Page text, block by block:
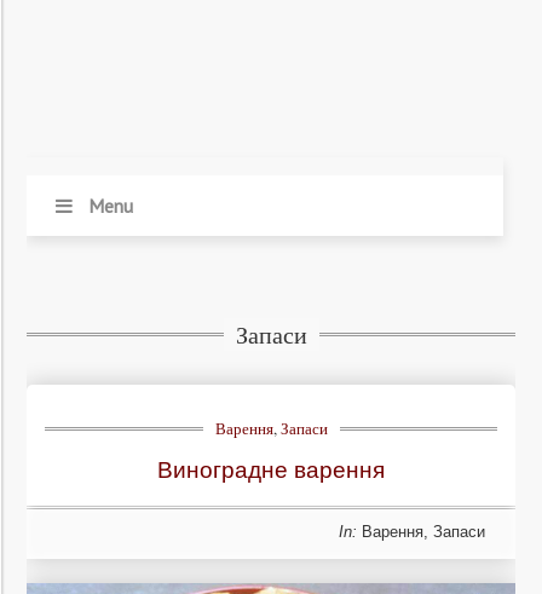
Menu
Запаси
Варення,Запаси
Виноградне варення
In: Варення, Запаси